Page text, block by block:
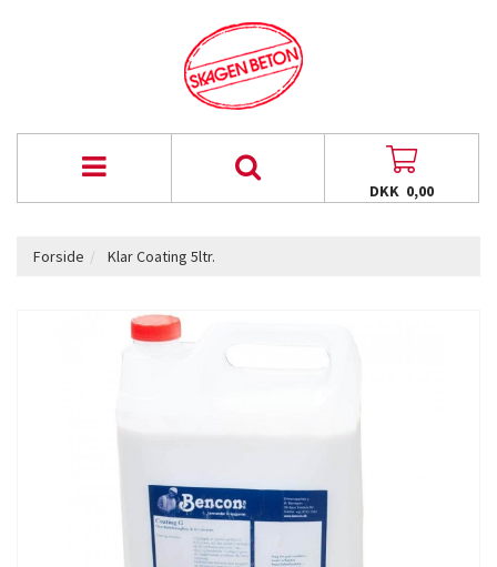
DKK 0,00
Forside Klar Coating 5ltr.